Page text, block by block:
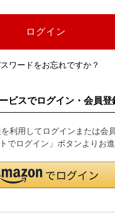
ログイン
ワードをお忘れですか？
ビスでログイン・会員登
利用してログインまたは会
でログイン」ボタンよりお進